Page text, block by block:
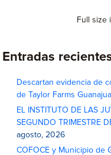
Full size
Entradas
Descartan evidencia de
de Taylor Farms
EL INSTITUTO DE LAS
SEGUNDO TRIMESTRE
agosto, 2026
COFOCE y Municipio de